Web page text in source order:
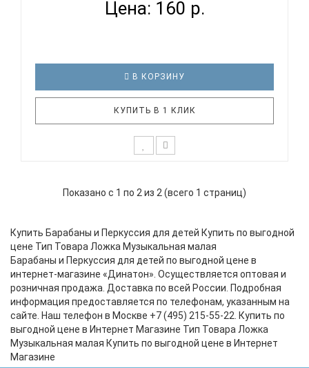
Цена: 160 р.
В КОРЗИНУ
КУПИТЬ В 1 КЛИК
инструмент. Представляет собой деревянную
именно музыкальных ложек. Их изделия
отличаются несколько большей толщиной..
Показано с 1 по 2 из 2 (всего 1 страниц)
Купить Барабаны и Перкуссия для детей Купить по выгодной
цене Тип Товара Ложка Музыкальная малая
Барабаны и Перкуссия для детей по выгодной цене в
интернет-магазине «Динатон». Осуществляется оптовая и
розничная продажа. Доставка по всей России. Подробная
информация предоставляется по телефонам, указанным на
сайте. Наш телефон в Москве +7 (495) 215-55-22. Купить по
выгодной цене в Интернет Магазине Тип Товара Ложка
Музыкальная малая Купить по выгодной цене в Интернет
Магазине